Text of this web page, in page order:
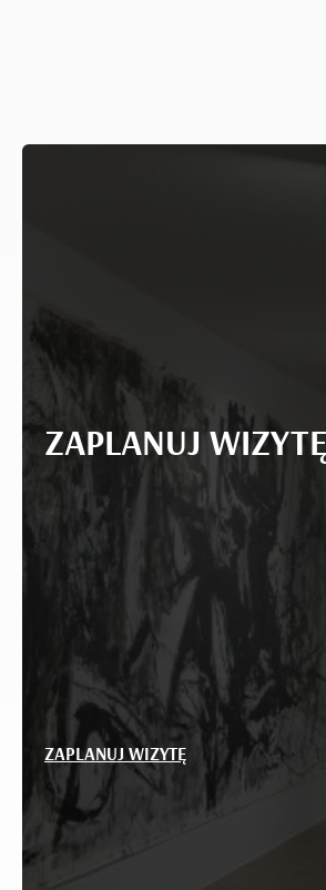
ZAPLANUJ WIZYTĘ
ZAPLANUJ WIZYTĘ